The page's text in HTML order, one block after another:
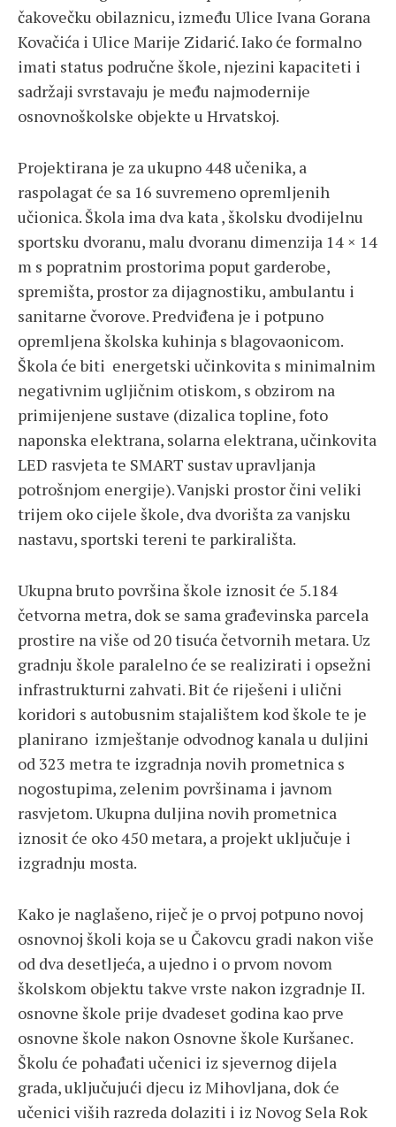
čakovečku obilaznicu, između Ulice Ivana Gorana
Kovačića i Ulice Marije Zidarić. Iako će formalno
imati status područne škole, njezini kapaciteti i
sadržaji svrstavaju je među najmodernije
osnovnoškolske objekte u Hrvatskoj.
Projektirana je za ukupno 448 učenika, a
raspolagat će sa 16 suvremeno opremljenih
učionica. Škola ima dva kata , školsku dvodijelnu
sportsku dvoranu, malu dvoranu dimenzija 14 × 14
m s popratnim prostorima poput garderobe,
spremišta, prostor za dijagnostiku, ambulantu i
sanitarne čvorove. Predviđena je i potpuno
opremljena školska kuhinja s blagovaonicom.
Škola će biti energetski učinkovita s minimalnim
negativnim ugljičnim otiskom, s obzirom na
primijenjene sustave (dizalica topline, foto
naponska elektrana, solarna elektrana, učinkovita
LED rasvjeta te SMART sustav upravljanja
potrošnjom energije). Vanjski prostor čini veliki
trijem oko cijele škole, dva dvorišta za vanjsku
nastavu, sportski tereni te parkirališta.
Ukupna bruto površina škole iznosit će 5.184
četvorna metra, dok se sama građevinska parcela
prostire na više od 20 tisuća četvornih metara. Uz
gradnju škole paralelno će se realizirati i opsežni
infrastrukturni zahvati. Bit će riješeni i ulični
koridori s autobusnim stajalištem kod škole te je
planirano izmještanje odvodnog kanala u duljini
od 323 metra te izgradnja novih prometnica s
nogostupima, zelenim površinama i javnom
rasvjetom. Ukupna duljina novih prometnica
iznosit će oko 450 metara, a projekt uključuje i
izgradnju mosta.
Kako je naglašeno, riječ je o prvoj potpuno novoj
osnovnoj školi koja se u Čakovcu gradi nakon više
od dva desetljeća, a ujedno i o prvom novom
školskom objektu takve vrste nakon izgradnje II.
osnovne škole prije dvadeset godina kao prve
osnovne škole nakon Osnovne škole Kuršanec.
Školu će pohađati učenici iz sjevernog dijela
grada, uključujući djecu iz Mihovljana, dok će
učenici viših razreda dolaziti i iz Novog Sela Rok